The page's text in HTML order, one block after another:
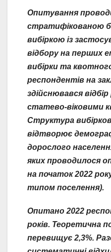
Опитування
стратифікованою
вибіркою із
відбору на перших
вибірки та
респондентів на
здійснювався
статево-віковими
Структура
відтворює
дорослого
яких проводилося
на початок 2022
типом поселення).
Опитано 2022
років. Теоретична
перевищує 2,3%.